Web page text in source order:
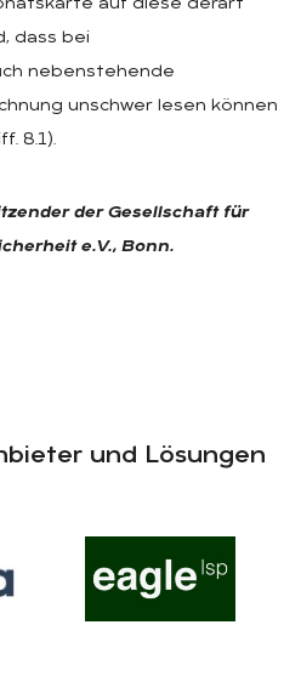
und Lösungen
auf diese derart
dass bei
nebenstehende
unschwer lesen können
8.1).
der Gesellschaft für
e.V., Bonn.